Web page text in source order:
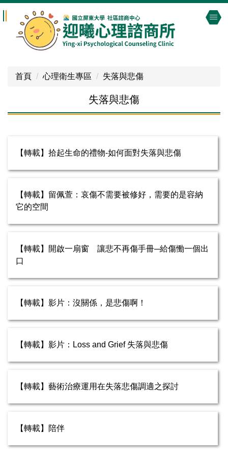
到
首頁 心理衛生專區 失落與悲傷
失落與悲傷
【轉載】拾起生命的禮物-如何面對失落與悲傷
【轉載】留佩萱：哀傷不需要被修好，需要的是容納
它的空間
【轉載】開啟一扇窗 讓悲不再傷手冊─給傷慟一個出
口
【轉載】影片：沒關係，是悲傷啊！
【轉載】影片：Loss and Grief 失落與悲傷
【轉載】藝術治療運用在失落悲傷調適之探討
【轉載】陪伴